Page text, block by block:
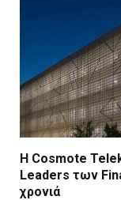
Η Cosmote
Leaders των
χρονιά